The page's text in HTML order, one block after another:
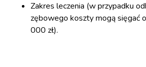
Zakres leczenia (w przypadku
zębowego koszty mogą sięgać
000 zł).